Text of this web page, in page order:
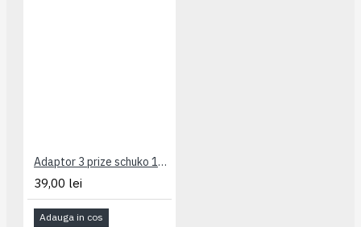
Adaptor 3 prize schuko 16A 694518 Legrand
39,00 lei
Adauga in cos